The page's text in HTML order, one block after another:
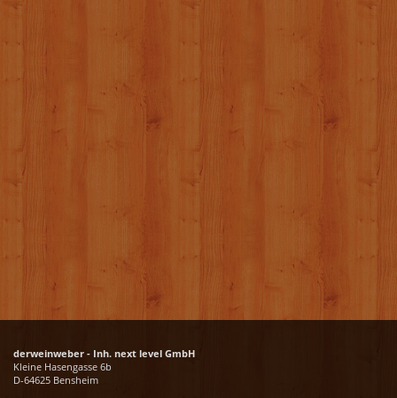
derweinweber - Inh. next level GmbH
Kleine Hasengasse 6b
D-64625 Bensheim